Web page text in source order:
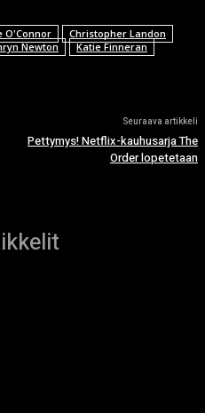
O'Connor
Christopher Landon
Newton
Katie Finneran
Seuraava artikkeli
Pettymys! Netflix-kauhusarja The
Order lopetetaan